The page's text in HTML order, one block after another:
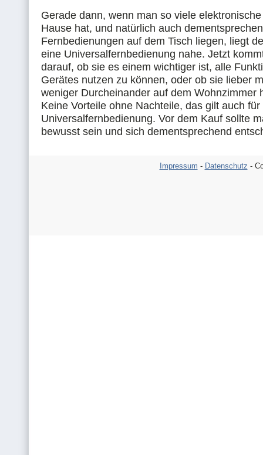
Gerade dann, wenn man so viele
Hause hat, und natürlich auch
Fernbedienungen auf dem Tisch liegen, liegt
eine Universalfernbedienung nahe. Jetzt
darauf, ob sie es einem wichtiger ist, alle
Gerätes nutzen zu können, oder ob sie lieber
weniger Durcheinander auf dem Wohnzimmer
Keine Vorteile ohne Nachteile, das gilt auch für
Universalfernbedienung. Vor dem Kauf sollte
bewusst sein und sich dementsprechend
Impressum - Datenschutz -